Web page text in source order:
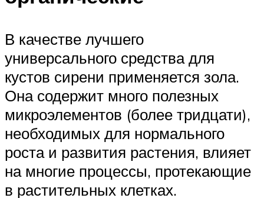
В качестве лучшего
универсального средства для
кустов сирени применяется зола.
Она содержит много полезных
микроэлементов (более тридцати),
необходимых для нормального
роста и развития растения, влияет
на многие процессы, протекающие
в растительных клетках.